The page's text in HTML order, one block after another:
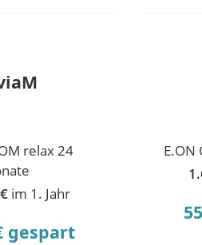
relax 24
im 1. Jahr
gespart
E.ON